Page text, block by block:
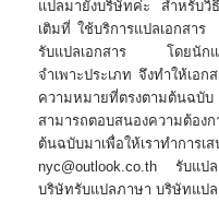
แปลมายังบริษัทค่ะ สำหรับวิธี
เติมที่ ใช้บริการแปลเอกสาร
รับแปลเอกสาร โดยนักแป
จำเพาะประเภท จึงทำให้เอ
ความหมายที่ตรงตามต้นฉ
สามารถตอบสนองความต้
ต้นฉบับมาเพื่อให้เราทำการเ
nyc@outlook.co.th รับแป
บริษัทรับแปลภาษา บริษัทแปล